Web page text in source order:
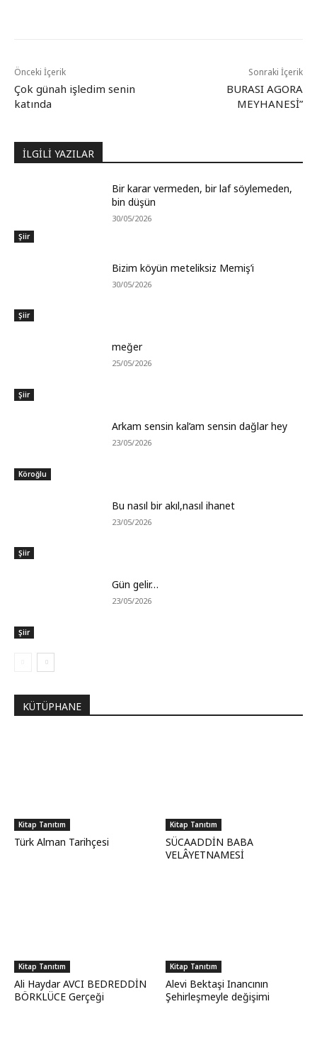
Önceki İçerik
Çok günah işledim senin
katında
Sonraki İçerik
BURASI AGORA
MEYHANESİ”
İLGİLİ YAZILAR
Şiir
Bir karar vermeden, bir laf söylemeden,
bin düşün
30/05/2026
Şiir
Bizim köyün meteliksiz Memiş’i
30/05/2026
Şiir
meğer
25/05/2026
Köroğlu
Arkam sensin kal’am sensin dağlar hey
23/05/2026
Şiir
Bu nasıl bir akıl,nasıl ihanet
23/05/2026
Şiir
Gün gelir…
23/05/2026
KÜTÜPHANE
Kitap Tanıtım
Türk Alman Tarihçesi
Kitap Tanıtım
SÜCAADDİN BABA
VELÂYETNAMESİ
Kitap Tanıtım
Ali Haydar AVCI BEDREDDİN
BÖRKLÜCE Gerçeği
Kitap Tanıtım
Alevi Bektaşi Inancının
Şehirleşmeyle değişimi